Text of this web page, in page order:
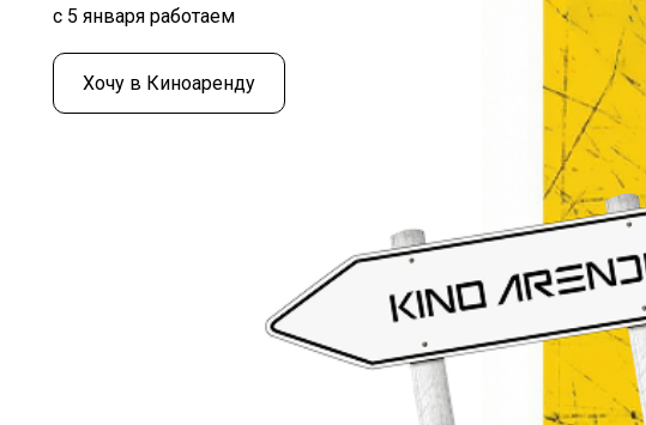
с 5 января работаем
Хочу в Киноаренду